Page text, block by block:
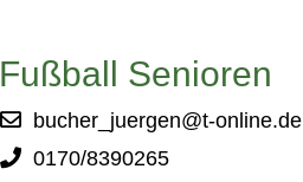
Fußball Senioren
bucher_juergen@t-online.de
0170/8390265